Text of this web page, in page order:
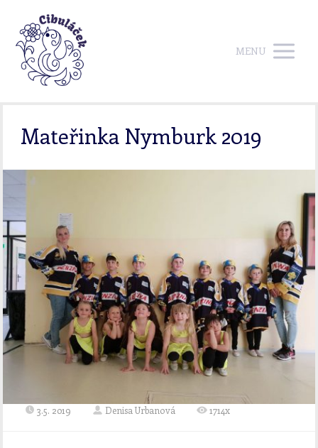
MENU
Mateřinka Nymburk 2019
3.5. 2019 Denisa Urbanová 1714x